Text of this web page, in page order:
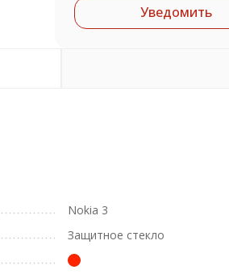
Уведомить
Nokia 3
Защитное стекло